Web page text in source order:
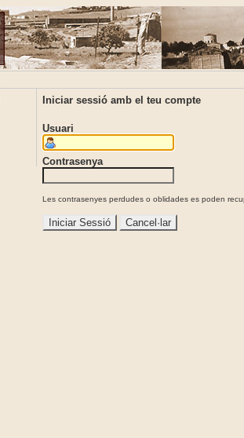
Iniciar sessió amb el teu compte
Usuari
Contrasenya
Les contrasenyes perdudes o oblidades es poden